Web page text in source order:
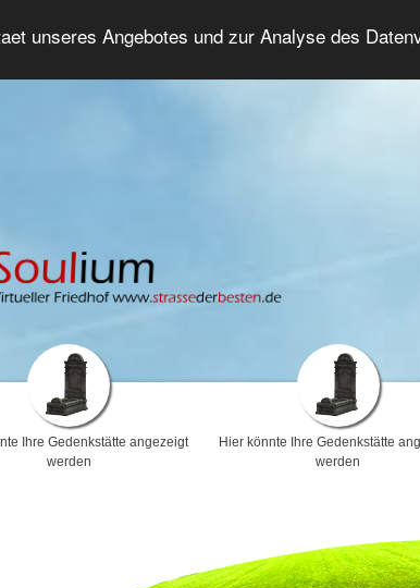
unseres Angebotes und zur Analyse des
Erweiterte Suche Anmelden
Ihre Gedenkstätte angezeigt
werden
Hier könnte Ihre Gedenkstätte
werden